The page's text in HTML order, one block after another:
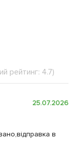
рейтинг: 4.7)
25.07.2026
в